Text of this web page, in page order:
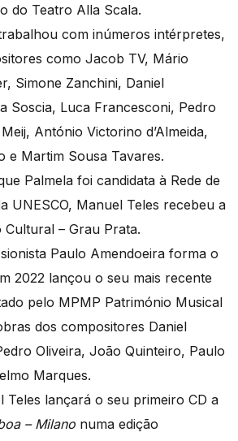
do Teatro Alla Scala.
com inúmeros intérpretes,
como Jacob TV, Mário
Simone Zanchini, Daniel
Soscia, Luca Francesconi, Pedro
António Victorino d’Almeida,
e Martim Sousa Tavares.
Palmela foi candidata à Rede de
UNESCO, Manuel Teles recebeu a
– Grau Prata.
Paulo Amendoeira forma o
2022 lançou o seu mais recente
pelo MPMP Património Musical
dos compositores Daniel
Oliveira, João Quinteiro, Paulo
Marques.
Teles lançará o seu primeiro CD a
– Milano numa edição